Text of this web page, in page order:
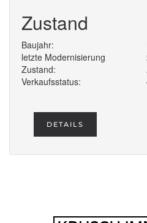
Zustand
Baujahr:
letzte Modernisierung
Zustand:
Verkaufsstatus:
DETAILS